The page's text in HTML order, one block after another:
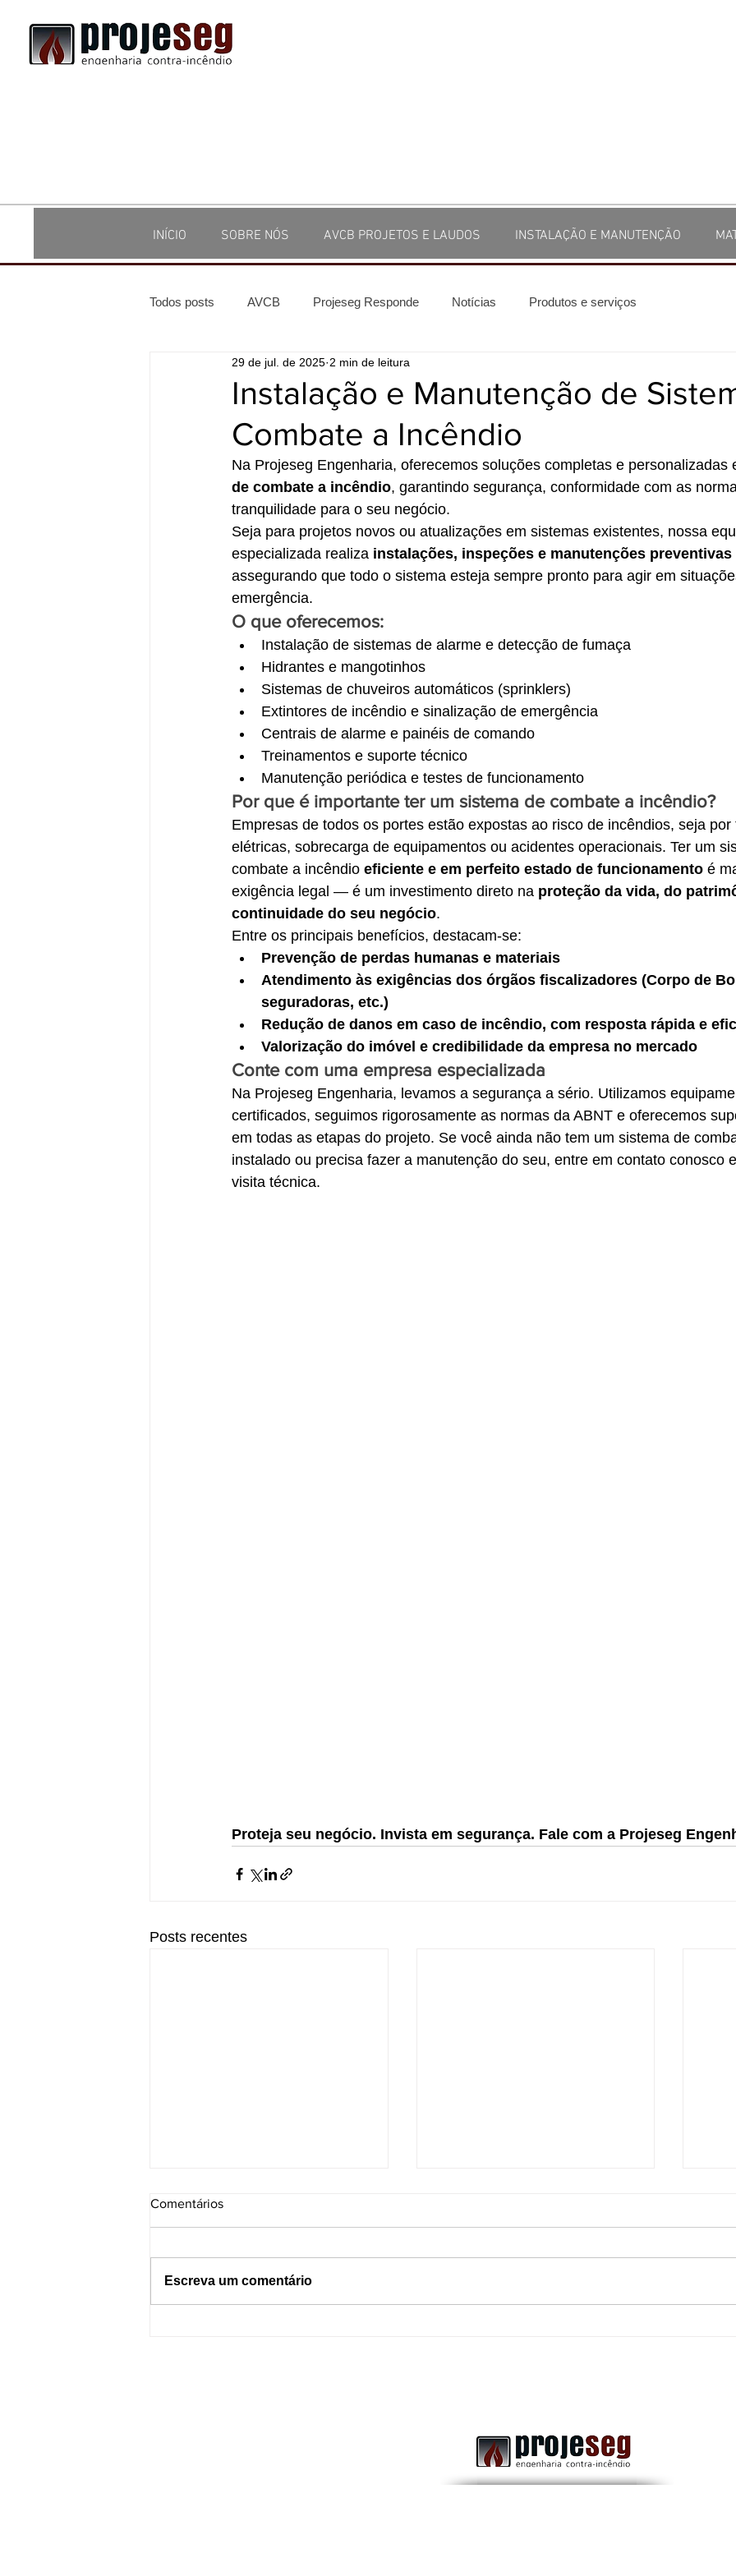
INÍCIO SOBRE NÓS AVCB PROJETOS E LAUDOS INSTALAÇÃO E MANUTENÇÃO
Todos posts AVCB Projeseg Responde Notícias Produtos e serviços
Instalação e Manutenção de
Combate a Incêndio
29 de jul. de 2025 2 min de leitura
Na Projeseg Engenharia, oferecemos soluções completas e personalizadas
de combate a incêndio, garantindo segurança, conformidade com as
tranquilidade para o seu negócio.
Seja para projetos novos ou atualizações em sistemas existentes, nossa
especializada realiza instalações, inspeções e manutenções
assegurando que todo o sistema esteja sempre pronto para agir em
emergência.
O que oferecemos:
Instalação de sistemas de alarme e detecção de fumaça
Hidrantes e mangotinhos
Sistemas de chuveiros automáticos (sprinklers)
Extintores de incêndio e sinalização de emergência
Centrais de alarme e painéis de comando
Treinamentos e suporte técnico
Manutenção periódica e testes de funcionamento
Por que é importante ter um sistema de combate a incêndio?
Empresas de todos os portes estão expostas ao risco de incêndios, seja por
elétricas, sobrecarga de equipamentos ou acidentes operacionais. Ter um
combate a incêndio eficiente e em perfeito estado de funcionamento é
exigência legal — é um investimento direto na proteção da vida, do
continuidade do seu negócio.
Entre os principais benefícios, destacam-se:
Prevenção de perdas humanas e materiais
Atendimento às exigências dos órgãos fiscalizadores (Corpo de
seguradoras, etc.)
Redução de danos em caso de incêndio, com resposta rápida e
Valorização do imóvel e credibilidade da empresa no mercado
Conte com uma empresa especializada
Na Projeseg Engenharia, levamos a segurança a sério. Utilizamos
certificados, seguimos rigorosamente as normas da ABNT e oferecemos
em todas as etapas do projeto. Se você ainda não tem um sistema de
instalado ou precisa fazer a manutenção do seu, entre em contato conosco
visita técnica.
Proteja seu negócio. Invista em segurança. Fale com a Projeseg
Posts recentes
Comentários
Escreva um comentário